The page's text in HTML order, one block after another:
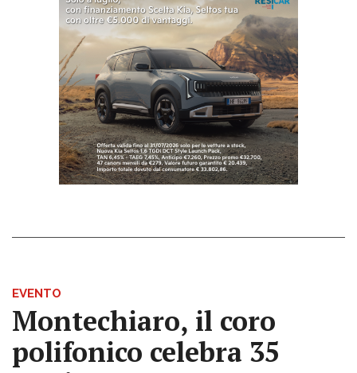
EVENTO
Montechiaro, il coro
polifonico celebra 35